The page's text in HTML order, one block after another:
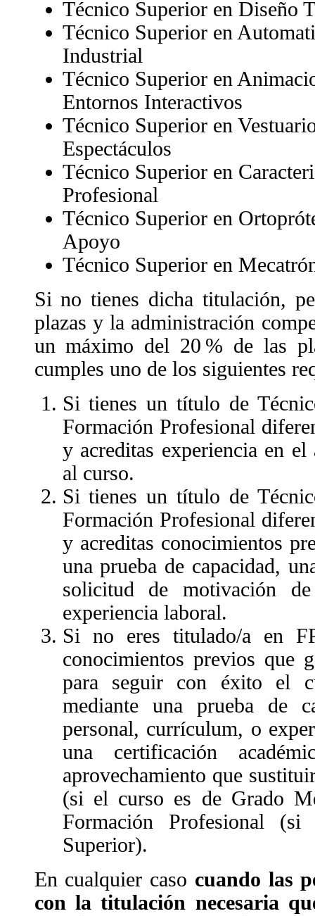
Técnico Superior en Diseño
Técnico Superior en
Industrial
Técnico Superior en
Entornos Interactivos
Técnico Superior en
Espectáculos
Técnico Superior en
Profesional
Técnico Superior en
Apoyo
Técnico Superior en
Si no tienes dicha titulación,
plazas y la administración
un máximo del 20 % de las
cumples uno de los siguientes
Si tienes un título de
Formación Profesional
y acreditas experiencia en el
al curso.
Si tienes un título de
Formación Profesional
y acreditas conocimientos
una prueba de capacidad,
solicitud de motivación
experiencia laboral.
Si no eres titulado/a en
conocimientos previos que
para seguir con éxito el
mediante una prueba de
personal, currículum, o
una certificación
aprovechamiento que
(si el curso es de Grado
Formación Profesional
Superior).
En cualquier caso cuando las
con la titulación necesaria